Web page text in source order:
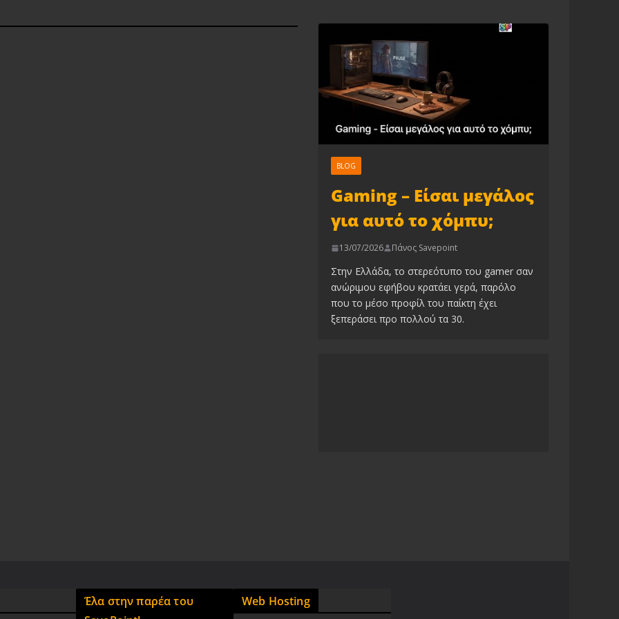
BLOG
Gaming – Είσαι μεγάλος
για αυτό το χόμπυ;
13/07/2026 Πάνος Savepoint
Στην Ελλάδα, το στερεότυπο του gamer σαν
ανώριμου εφήβου κρατάει γερά, παρόλο
που το μέσο προφίλ του παίκτη έχει
ξεπεράσει προ πολλού τα 30.
Έλα στην παρέα του
Web Hosting